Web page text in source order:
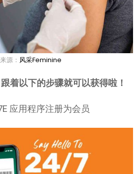
源： 风采Feminine
着以下的步骤就可以获得啦！
应用程序注册为会员